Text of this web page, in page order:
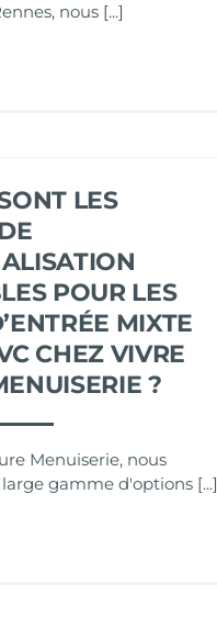
nous [...]
LES
POUR LES
MIXTE
CHEZ VIVRE
?
Menuiserie, nous
gamme d'options [...]